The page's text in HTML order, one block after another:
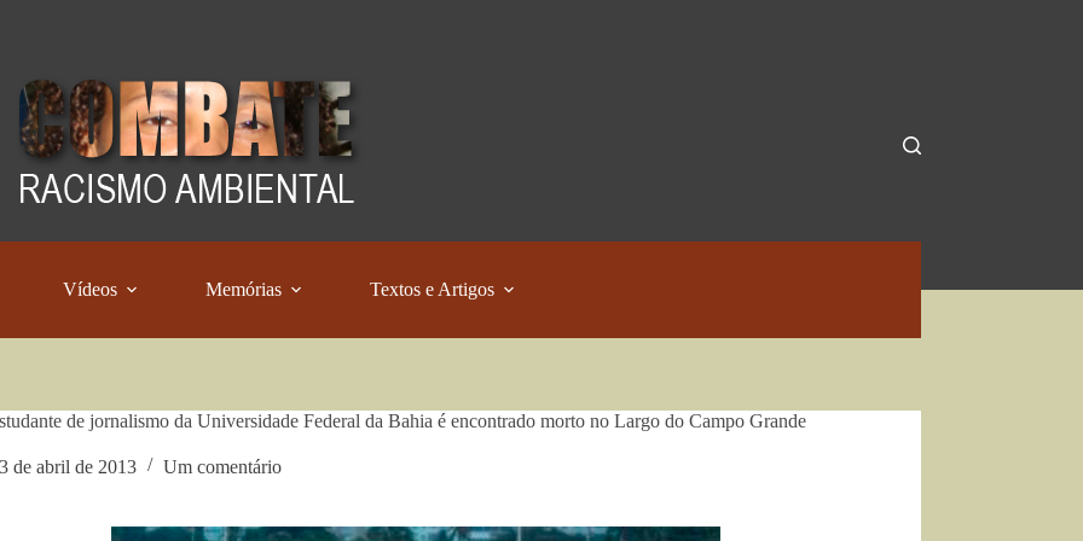
Vídeos Memórias Textos e Artigos
de jornalismo da Universidade Federal da Bahia é encontrado morto no Largo do Campo Grande
de abril de 2013 Um comentário